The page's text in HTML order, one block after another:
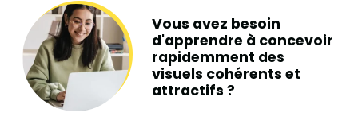
Vous avez besoin
d'apprendre à concevoir
rapidemment des
visuels cohérents et
attractifs ?